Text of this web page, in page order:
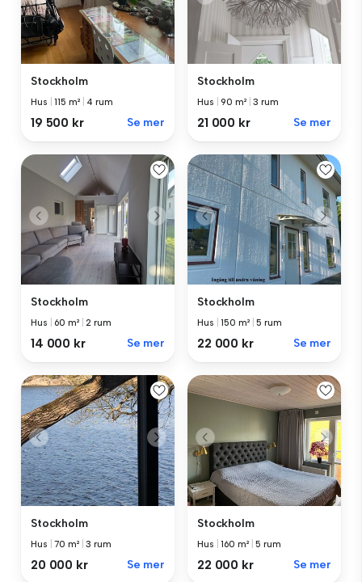
Stockholm
Hus |115 m² 4 rum
19 500 kr Se mer
Stockholm
Hus |90 m² |3 rum
21 000 kr Se mer
Stockholm
Hus 60 m² |2 rum
14 000 kr Se mer
Stockholm
Hus |150 m² |5 rum
22 000 kr Se mer
Stockholm
Hus |70 m² |3 rum
20 000 kr Se mer
Stockholm
Hus |160 m² |5 rum
22 000 kr Se mer